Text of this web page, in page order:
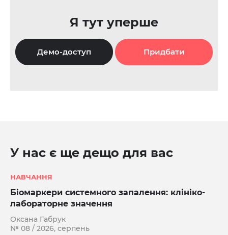
Я тут уперше
Демо-доступ Придбати
У нас є ще дещо для вас
НАВЧАННЯ
Біомаркери системного запалення: клініко-
лабораторне значення
Оксана Габрук
№ 08 / 2026, серпень